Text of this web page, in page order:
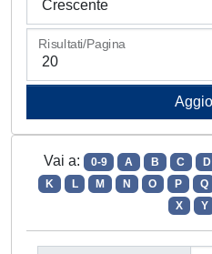
Risultati/Pagina
Vai a: 0-9 A B C D
K
L M N O P Q
X
Y